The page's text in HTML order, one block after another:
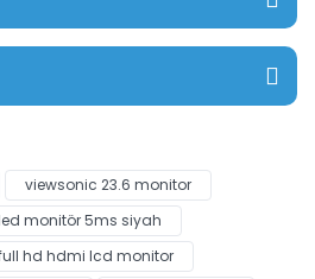
viewsonic 23.6 monitor
monitör 5ms siyah
hd hdmi lcd monitor